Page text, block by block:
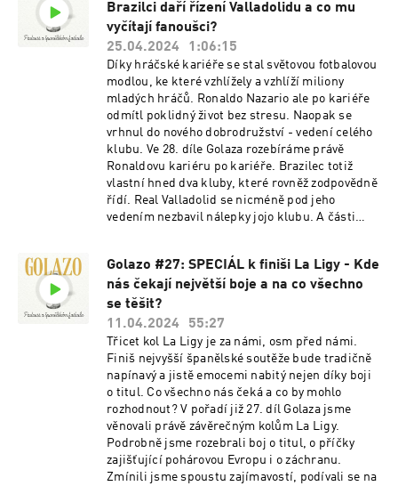
Brazilci daří řízení Valladolidu a co mu
vyčítají fanoušci?
25.04.2024
1:06:15
Díky hráčské kariéře se stal světovou fotbalovou
modlou, ke které vzhlížely a vzhlíží miliony
mladých hráčů. Ronaldo Nazario ale po kariéře
odmítl poklidný život bez stresu. Naopak se
vrhnul do nového dobrodružství - vedení celého
klubu. Ve 28. díle Golaza rozebíráme právě
Ronaldovu kariéru po kariéře. Brazilec totiž
vlastní hned dva kluby, které rovněž zodpovědně
řídí. Real Valladolid se nicméně pod jeho
vedením nezbavil nálepky jojo klubu. A části
Clásikem, které nabídlo mnoho zajímavého. V
závěru čekají tradičně vítěz i poražený týdne a
pozvánka na následující kolo.
Golazo #27: SPECIÁL k finiši La Ligy - Kde
nás čekají největší boje a na co všechno
se těšit?
11.04.2024
55:27
Třicet kol La Ligy je za námi, osm před námi.
Finiš nejvyšší španělské soutěže bude tradičně
napínavý a jistě emocemi nabitý nejen díky boji
o titul. Co všechno nás čeká a co by mohlo
rozhodnout? V pořadí již 27. díl Golaza jsme
věnovali právě závěrečným kolům La Ligy.
Podrobně jsme rozebrali boj o titul, o příčky
zajišťující pohárovou Evropu i o záchranu.
Zmínili jsme spoustu zajímavostí, podívali se na